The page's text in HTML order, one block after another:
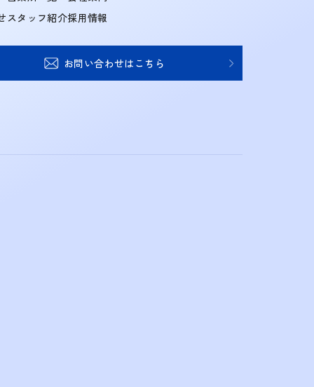
スタッフ紹介採用情報
お問い合わせはこちら